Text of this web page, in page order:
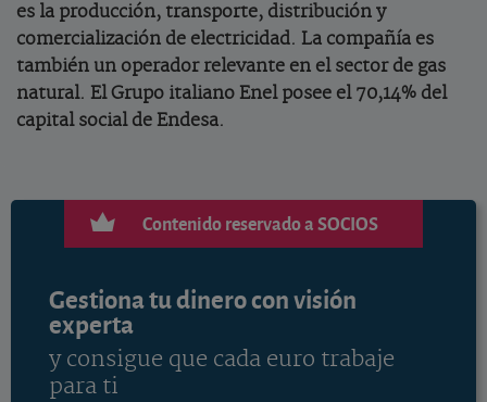
es la producción, transporte, distribución y
comercialización de electricidad. La compañía es
también un operador relevante en el sector de gas
natural. El Grupo italiano Enel posee el 70,14% del
capital social de Endesa.
Contenido reservado a SOCIOS
Gestiona tu dinero con visión
experta
y consigue que cada euro trabaje
para ti